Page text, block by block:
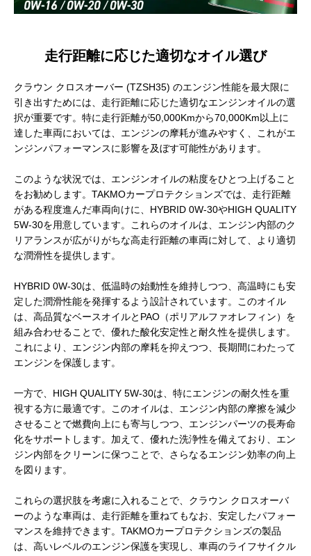
走行距離に応じた適切なオイル選び
クラウン クロスオーバー (TZSH35) のエンジン性能を最大限に
引き出すためには、走行距離に応じた適切なエンジンオイルの選
択が重要です。特に走行距離が50,000Kmから70,000Km以上に
達した車両においては、エンジンの摩耗が進みやすく、これがエ
ンジンパフォーマンスに影響を及ぼす可能性があります。
このような状況では、エンジンオイルの粘度をひとつ上げること
をお勧めします。TAKMOカープロテクションズでは、走行距離
がある程度進んだ車両向けに、HYBRID 0W-30やHIGH QUALITY
5W-30を用意しています。これらのオイルは、エンジン内部のク
リアランスが広がりがちな高走行距離の車両に対して、より適切
な潤滑性を提供します。
HYBRID 0W-30は、低温時の始動性を維持しつつ、高温時にも安
定した潤滑性能を発揮するよう設計されています。このオイル
は、高品質なベースオイルとPAO（ポリアルファオレフィン）を
組み合わせることで、優れた酸化安定性と耐久性を提供します。
これにより、エンジン内部の摩耗を抑えつつ、長期間にわたって
エンジンを保護します。
一方で、HIGH QUALITY 5W-30は、特にエンジンの耐久性を重
視する方に最適です。このオイルは、エンジン内部の摩擦を減少
させることで燃費向上にも寄与しつつ、エンジンパーツの長寿命
化をサポートします。加えて、優れた洗浄性を備えており、エン
ジン内部をクリーンに保つことで、さらなるエンジン効率の向上
を図ります。
これらの選択肢を考慮に入れることで、クラウン クロスオーバ
ーのような車両は、走行距離を重ねてもなお、安定したパフォー
マンスを維持できます。TAKMOカープロテクションズの製品
は、高いレベルのエンジン保護を実現し、車両のライフサイクル